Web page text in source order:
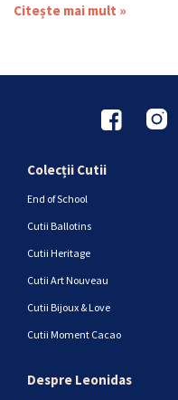
Citește mai mult »
Colecții Cutii
End of School
Cutii Ballotins
Cutii Heritage
Cutii Art Nouveau
Cutii Bijoux & Love
Cutii Moment Cacao
Despre Leonidas